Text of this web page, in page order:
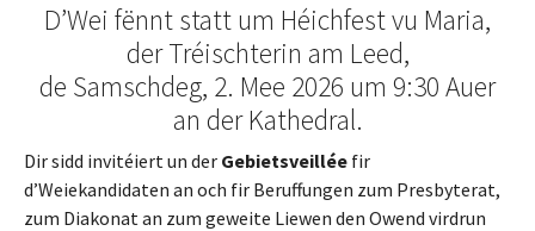
D’Wei fënnt statt um Héichfest vu Maria,
der Tréischterin am Leed,
de Samschdeg, 2. Mee 2026 um 9:30 Auer
an der Kathedral.
Dir sidd invitéiert un der Gebietsveillée fir
d’Weiekandidaten an och fir Beruffungen zum Presbyterat,
zum Diakonat an zum geweite Liewen den Owend virdrun